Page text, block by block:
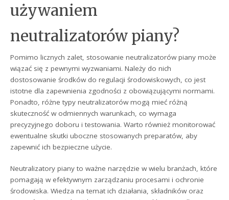
używaniem
neutralizatorów piany?
Pomimo licznych zalet, stosowanie neutralizatorów piany może
wiązać się z pewnymi wyzwaniami. Należy do nich
dostosowanie środków do regulacji środowiskowych, co jest
istotne dla zapewnienia zgodności z obowiązującymi normami.
Ponadto, różne typy neutralizatorów mogą mieć różną
skuteczność w odmiennych warunkach, co wymaga
precyzyjnego doboru i testowania. Warto również monitorować
ewentualne skutki uboczne stosowanych preparatów, aby
zapewnić ich bezpieczne użycie.
Neutralizatory piany to ważne narzędzie w wielu branżach, które
pomagają w efektywnym zarządzaniu procesami i ochronie
środowiska. Wiedza na temat ich działania, składników oraz